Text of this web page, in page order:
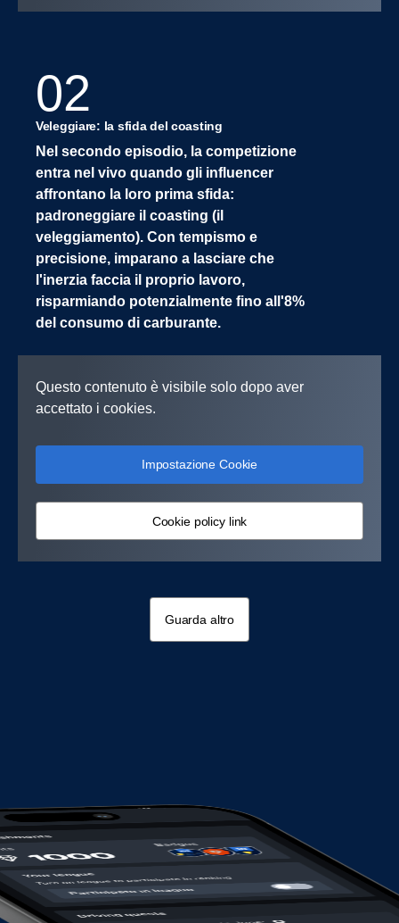
02
Veleggiare: la sfida del coasting
Nel secondo episodio, la competizione
entra nel vivo quando gli influencer
affrontano la loro prima sfida:
padroneggiare il coasting (il
veleggiamento). Con tempismo e
precisione, imparano a lasciare che
l'inerzia faccia il proprio lavoro,
risparmiando potenzialmente fino all'8%
del consumo di carburante.
Questo contenuto è visibile solo dopo aver
accettato i cookies.
Impostazione Cookie
Cookie policy link
Guarda altro